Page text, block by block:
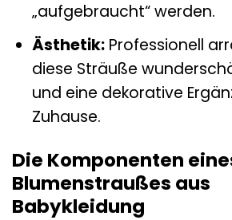
„aufgebraucht“ werden.
Ästhetik:Professionell
diese Sträuße
und eine dekorative
Zuhause.
Die Komponenten
Blumenstraußes aus
Babykleidung